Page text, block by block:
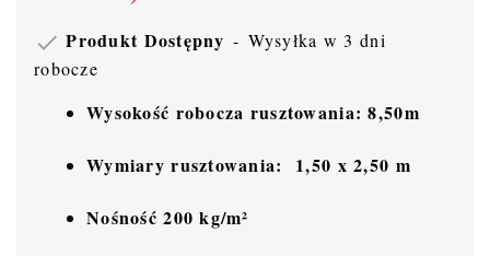
 Produkt Dostępny
Wysyłka w 3 dni
robocze
Wysokość robocza rusztowania: 8,50m
Wymiary rusztowania: 1,50 x 2,50 m
Nośność 200 kg/m²